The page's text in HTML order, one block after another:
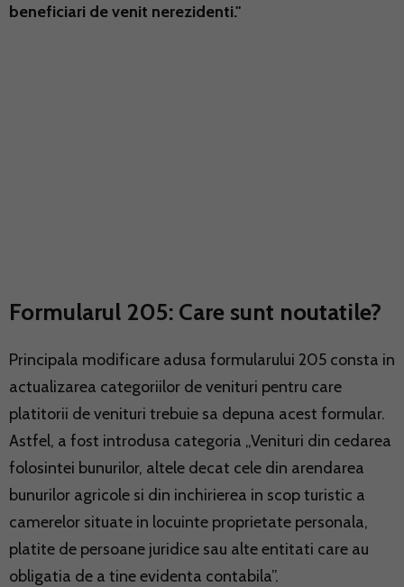
beneficiari de venit nerezidenti."
Formularul 205: Care sunt noutatile?
Principala modificare adusa formularului 205 consta in
actualizarea categoriilor de venituri pentru care
platitorii de venituri trebuie sa depuna acest formular.
Astfel, a fost introdusa categoria „Venituri din cedarea
folosintei bunurilor, altele decat cele din arendarea
bunurilor agricole si din inchirierea in scop turistic a
camerelor situate in locuinte proprietate personala,
platite de persoane juridice sau alte entitati care au
obligatia de a tine evidenta contabila”.